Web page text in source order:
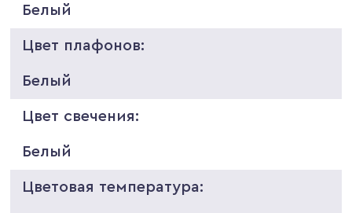
Белый
Цвет плафонов:
Белый
Цвет свечения:
Белый
Цветовая температура: